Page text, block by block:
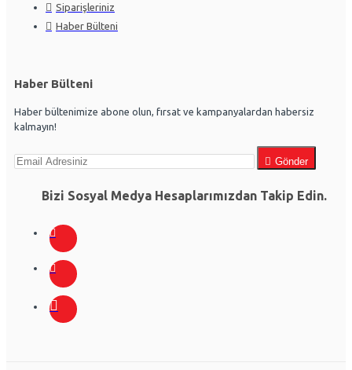
Siparişleriniz
Haber Bülteni
Haber Bülteni
Haber bültenimize abone olun, fırsat ve kampanyalardan habersiz
kalmayın!
Gönder
Bizi Sosyal Medya Hesaplarımızdan Takip Edin.